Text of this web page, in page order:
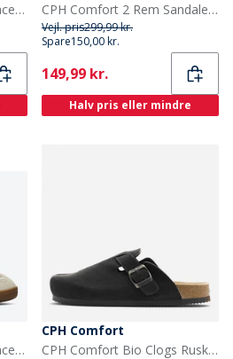
ARKK Copenhagen City Pace Sneakers Klar Hvid/Navy Bright White Navy
CPH Comfort 2 Rem Sandaler Camel
Vejl. pris299,99 kr.
Spare150,00 kr.
Current
149,99 kr.
Halv pris eller mindre
ARKK Copenhagen City Pace Sneakers Tofu
CPH Comfort
CPH Comfort Bio Clogs Ruskind Sandaler Sort